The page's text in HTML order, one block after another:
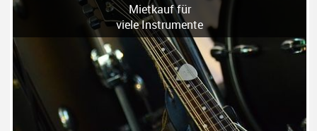
Mietkauf für
viele Instrumente